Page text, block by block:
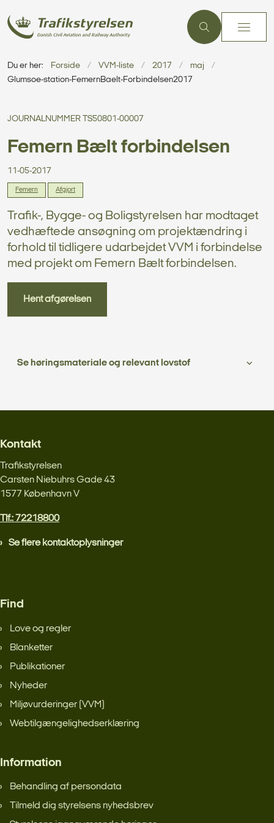
Du er her: Forside VVM-liste 2017
maj
Glumsoe-station-FemernBaelt-Forbindelsen2017
JOURNALNUMMER TS50801-00007
Femern Bælt forbindelsen
11-05-2017
Femern Afgjort
Trafik-, Bygge- og Boligstyrelsen har modtaget
vedhæftede ansøgning om projektændring i
forhold til tidligere udarbejdet VVM i forbindelse
med projekt om Femern Bælt forbindelsen.
Hent afgørelsen
Se høringsmateriale og relevant lovstof
Kontakt
Trafikstyrelsen
Carsten Niebuhrs Gade 43
1577 København V
Tlf.: 72218800
Se flere kontaktoplysninger
Find
Love og regler
Blanketter
Publikationer
Nyheder
Miljøvurderinger (VVM)
Webtilgængelighedserklæring
Information
Behandling af persondata
Tilmeld dig styrelsens nyhedsbrev